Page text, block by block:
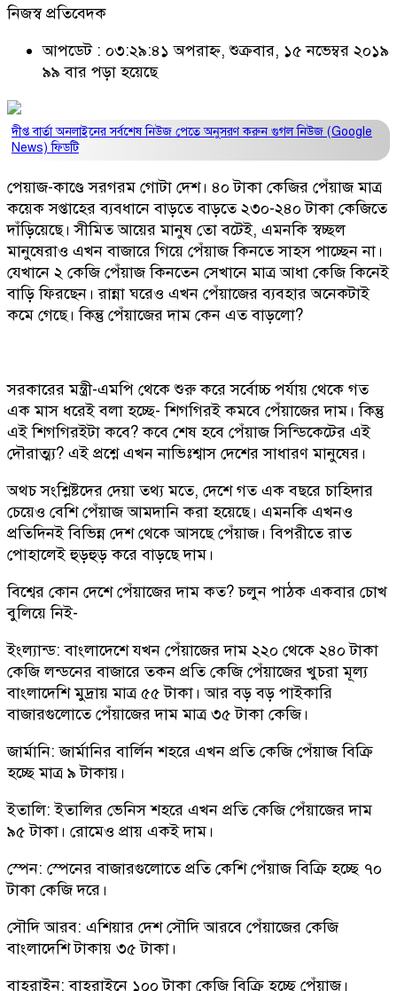
নিজস্ব প্রতিবেদক
আপডেট : ০৩:২৯:৪১ অপরাহ্ন, শুক্রবার, ১৫ নভেম্বর ২০১৯
৯৯ বার পড়া হয়েছে
দীপ্ত বার্তা অনলাইনের সর্বশেষ নিউজ পেতে অনুসরণ করুন গুগল নিউজ (Google
News) ফিডটি
পেয়াজ-কাণ্ডে সরগরম গোটা দেশ। ৪০ টাকা কেজির পেঁয়াজ মাত্র
কয়েক সপ্তাহের ব্যবধানে বাড়তে বাড়তে ২৩০-২৪০ টাকা কেজিতে
দাঁড়িয়েছে। সীমিত আয়ের মানুষ তো বটেই, এমনকি স্বচ্ছল
মানুষেরাও এখন বাজারে গিয়ে পেঁয়াজ কিনতে সাহস পাচ্ছেন না।
যেখানে ২ কেজি পেঁয়াজ কিনতেন সেখানে মাত্র আধা কেজি কিনেই
বাড়ি ফিরছেন। রান্না ঘরেও এখন পেঁয়াজের ব্যবহার অনেকটাই
কমে গেছে। কিন্তু পেঁয়াজের দাম কেন এত বাড়লো?
সরকারের মন্ত্রী-এমপি থেকে শুরু করে সর্বোচ্চ পর্যায় থেকে গত
এক মাস ধরেই বলা হচ্ছে- শিগগিরই কমবে পেঁয়াজের দাম। কিন্তু
এই শিগগিরইটা কবে? কবে শেষ হবে পেঁয়াজ সিন্ডিকেটের এই
দৌরাত্ম্য? এই প্রশ্নে এখন নাভিঃশ্বাস দেশের সাধারণ মানুষের।
অথচ সংশ্লিষ্টদের দেয়া তথ্য মতে, দেশে গত এক বছরে চাহিদার
চেয়েও বেশি পেঁয়াজ আমদানি করা হয়েছে। এমনকি এখনও
প্রতিদিনই বিভিন্ন দেশ থেকে আসছে পেঁয়াজ। বিপরীতে রাত
পোহালেই হুড়হুড় করে বাড়ছে দাম।
বিশ্বের কোন দেশে পেঁয়াজের দাম কত? চলুন পাঠক একবার চোখ
বুলিয়ে নিই-
ইংল্যান্ড: বাংলাদেশে যখন পেঁয়াজের দাম ২২০ থেকে ২৪০ টাকা
কেজি লন্ডনের বাজারে তকন প্রতি কেজি পেঁয়াজের খুচরা মূল্য
বাংলাদেশি মুদ্রায় মাত্র ৫৫ টাকা। আর বড় বড় পাইকারি
বাজারগুলোতে পেঁয়াজের দাম মাত্র ৩৫ টাকা কেজি।
জার্মানি: জার্মানির বার্লিন শহরে এখন প্রতি কেজি পেঁয়াজ বিক্রি
হচ্ছে মাত্র ৯ টাকায়।
ইতালি: ইতালির ভেনিস শহরে এখন প্রতি কেজি পেঁয়াজের দাম
৯৫ টাকা। রোমেও প্রায় একই দাম।
স্পেন: স্পেনের বাজারগুলোতে প্রতি কেশি পেঁয়াজ বিক্রি হচ্ছে ৭০
টাকা কেজি দরে।
সৌদি আরব: এশিয়ার দেশ সৌদি আরবে পেঁয়াজের কেজি
বাংলাদেশি টাকায় ৩৫ টাকা।
বাহরাইন: বাহরাইনে ১০০ টাকা কেজি বিক্রি হচ্ছে পেঁয়াজ।